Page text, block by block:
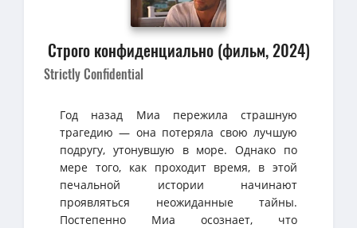
Строго конфиденциально (фильм, 2024)
Strictly Confidential
Год назад Миа пережила страшную
трагедию — она потеряла свою лучшую
подругу, утонувшую в море. Однако по
мере того, как проходит время, в этой
печальной истории начинают
проявляться неожиданные тайны.
Постепенно Миа осознает, что